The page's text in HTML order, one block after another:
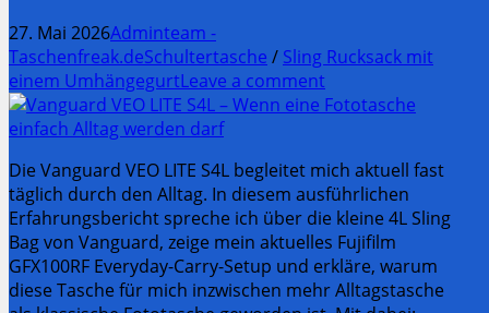
27. Mai 2026Adminteam -
Taschenfreak.deSchultertasche / Sling Rucksack mit
einem UmhängegurtLeave a comment
Die Vanguard VEO LITE S4L begleitet mich aktuell fast
täglich durch den Alltag. In diesem ausführlichen
Erfahrungsbericht spreche ich über die kleine 4L Sling
Bag von Vanguard, zeige mein aktuelles Fujifilm
GFX100RF Everyday-Carry-Setup und erkläre, warum
diese Tasche für mich inzwischen mehr Alltagstasche